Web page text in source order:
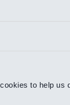
to help us